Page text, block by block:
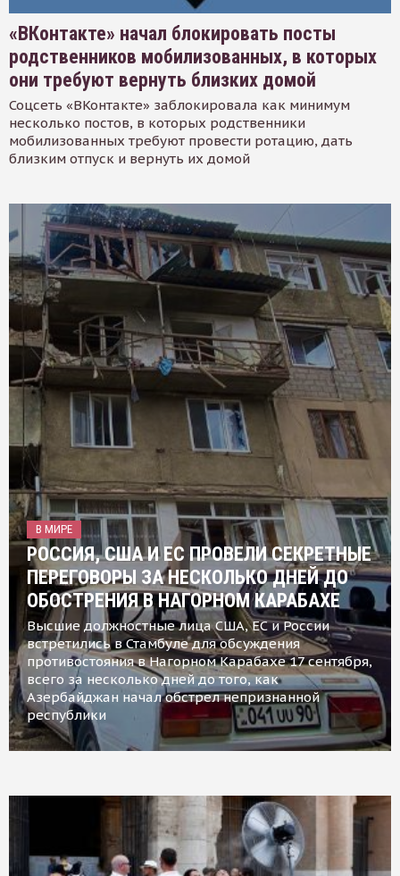
«ВКонтакте» начал блокировать посты
родственников мобилизованных, в которых
они требуют вернуть близких домой
Соцсеть «ВКонтакте» заблокировала как минимум
несколько постов, в которых родственники
мобилизованных требуют провести ротацию, дать
близким отпуск и вернуть их домой
В МИРЕ
РОССИЯ, США И ЕС ПРОВЕЛИ СЕКРЕТНЫЕ
ПЕРЕГОВОРЫ ЗА НЕСКОЛЬКО ДНЕЙ ДО
ОБОСТРЕНИЯ В НАГОРНОМ КАРАБАХЕ
Высшие должностные лица США, ЕС и России
встретились в Стамбуле для обсуждения
противостояния в Нагорном Карабахе 17 сентября,
всего за несколько дней до того, как
Азербайджан начал обстрел непризнанной
республики